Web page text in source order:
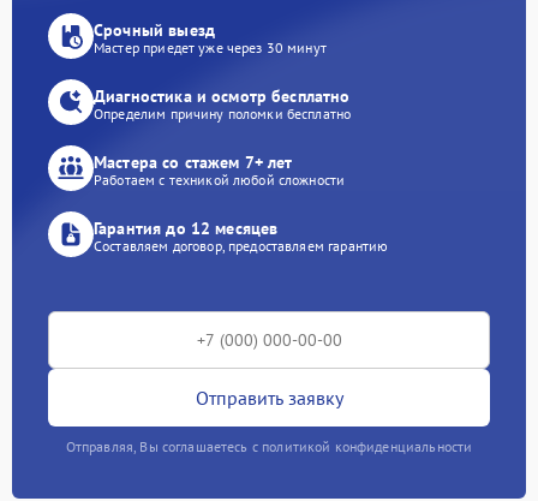
Срочный выезд
Мастер приедет уже через 30 минут
Диагностика и осмотр бесплатно
Определим причину поломки бесплатно
Мастера со стажем 7+ лет
Работаем с техникой любой сложности
Гарантия до 12 месяцев
Составляем договор, предоставляем гарантию
Отправить заявку
Отправляя, Вы соглашаетесь с политикой конфиденциальности